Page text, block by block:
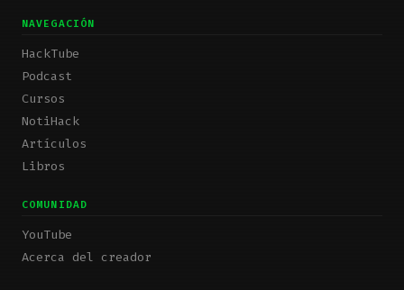
NAVEGACIÓN
HackTube
Podcast
Cursos
NotiHack
Artículos
Libros
COMUNIDAD
YouTube
Acerca del creador